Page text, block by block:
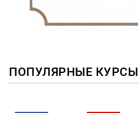
ПОПУЛЯРНЫЕ КУРСЫ